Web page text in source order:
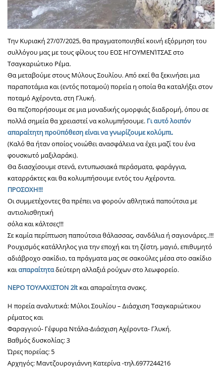
Την Κυριακή 27/07/2025, θα πραγματοποιηθεί κοινή εξόρμηση του
συλλόγου μας με τους φίλους του ΕΟΣ ΗΓΟΥΜΕΝΊΤΣΑΣ στο
Τσαγκαριώτικο Ρέμα.
Θα μεταβούμε στους Μύλους Σουλίου. Από εκεί θα ξεκινήσει μια
παραποτάμια και (εντός ποταμού) πορεία η οποία θα καταλήξει στον
ποταμό Αχέροντα, στη Γλυκή.
Θα πεζοπορήσουμε σε μια μοναδικής ομορφιάς διαδρομή, όπου σε
πολλά σημεία θα χρειαστεί να κολυμπήσουμε. Γι αυτό λοιπόν
απαραίτητη προϋπόθεση είναι να γνωρίζουμε κολύμπι.
(Καλό θα ήταν οποίος νοιώθει ανασφάλεια να έχει μαζί του ένα
φουσκωτό μαξιλαράκι).
Θα διασχίσουμε στενά, εντυπωσιακά περάσματα, φαράγγια,
καταρράκτες και θα κολυμπήσουμε εντός του Αχέροντα.
ΠΡΟΣΟΧΗ!!!
Οι συμμετέχοντες θα πρέπει να φορούν αθλητικά παπούτσια με
αντιολισθητική
σόλα και κάλτσες!!!
Σε καμία περίπτωση παπούτσια θάλασσας, σανδάλια ή σαγιονάρες..!!!
Ρουχισμός κατάλληλος για την εποχή και τη ζέστη, μαγιό, επιθυμητό
αδιάβροχο σακίδιο, τα πράγματα μας σε σακούλες μέσα στο σακίδιο
καιαπαραίτηταδεύτερη αλλαξιά ρούχων στο λεωφορείο.
ΝΕΡΟ ΤΟΥΛΑΧΙΣΤΟΝ 2lt και απαραίτητα σνακς.
Η πορεία αναλυτικά: Μύλοι Σουλίου – Διάσχιση Τσαγκαριώτικου
ρέματος και
Φαραγγιού- Γέφυρα Ντάλα-Διάσχιση Αχέροντα- Γλυκή.
Βαθμός δυσκολίας: 3
Ώρες πορείας: 5
Αρχηγός: Μαντζουρογιάννη Κατερίνα -τηλ.6977244216